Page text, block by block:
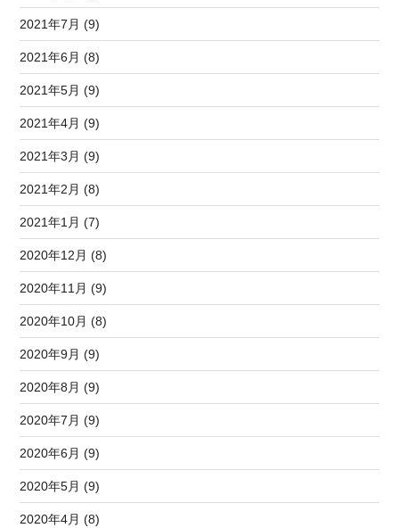
2021年7月 (9)
2021年6月 (8)
2021年5月 (9)
2021年4月 (9)
2021年3月 (9)
2021年2月 (8)
2021年1月 (7)
2020年12月 (8)
2020年11月 (9)
2020年10月 (8)
2020年9月 (9)
2020年8月 (9)
2020年7月 (9)
2020年6月 (9)
2020年5月 (9)
2020年4月 (8)